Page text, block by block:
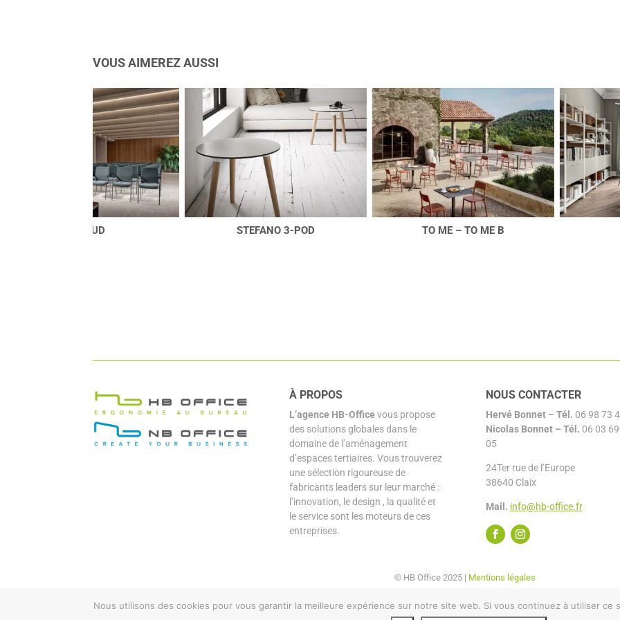
VOUS AIMEREZ AUSSI
À PROPOS
L’agence HB-Office vous propose
des solutions globales dans le
domaine de l’aménagement
d’espaces tertiaires. Vous trouverez
une sélection rigoureuse de
fabricants leaders sur leur marché :
l’innovation, le design , la qualité et
le service sont les moteurs de ces
entreprises.
NOUS CONTACTER
Hervé Bonnet – Tél. 06 98 73
Nicolas Bonnet – Tél. 06 03
05
24Ter rue de l’Europe
38640 Claix
Mail. info@hb-office.fr
© HB Office 2025 | Mentions légales
Nous utilisons des cookies pour vous garantir la meilleure expérience sur notre site web. Si vous continuez à utiliser